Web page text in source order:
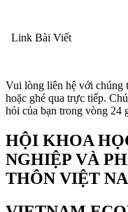
Link Bài Viết
Vui lòng liên hệ với chúng
hoặc ghé qua trực tiếp.
hỏi của bạn trong vòng 24
HỘI KHOA
NGHIỆP VÀ
THÔN VIỆT